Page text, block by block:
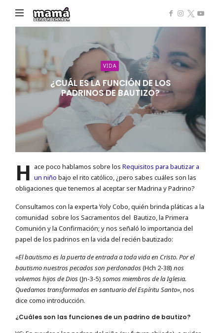
de
Alta
Demanda
VIDA
¿CUÁL ES LA FUNCIÓN DE LOS
PADRINOS DE BAUTIZO?
H ace poco hablamos sobre losRequisitos para bautizar a
un niño bajo el rito católico, ¿pero sabes cuáles son las
obligaciones que tenemos al aceptar ser Madrina y Padrino?
Consultamos con la experta Yoly Cobo, quién brinda pláticas a la
comunidad sobre los Sacramentos del Bautizo, la Primera
Comunión y la Confirmación; y nos señaló lo importancia del
papel de los padrinos en la vida del recién bautizado:
«El bautismo es la puerta de entrada a toda vida en Cristo. Por el
bautismo nuestros pecados son perdonados(Hch 2-38) nos
volvemos hijos de Dios(Jn-3-5) somos miembros de la Iglesia.
Quedamos transformados en santuario del Espíritu Santo», nos
dice como introducción.
¿Cuáles son las funciones de un padrino de bautizo?